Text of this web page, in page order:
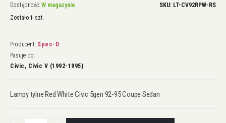
Dostępność: W magazynie
Zostało 1 szt.
SKU LT-CV92RPW-RS
Producent: Spec-D
Pasuje do:
Civic, Civic V (1992-1995)
Lampy tylne Red White Civic 5gen 92-95 Coupe Sedan